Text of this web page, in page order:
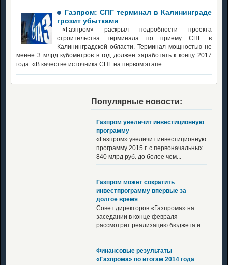
Газпром: СПГ терминал в Калининграде
грозит убытками
«Газпром» раскрыл подробности проекта
строительства терминала по приему СПГ в
Калининградской области. Терминал мощностью не
менее 3 млрд кубометров в год должен заработать к концу 2017
года. «В качестве источника СПГ на первом этапе
Популярные новости:
Газпром увеличит инвестиционную
программу
«Газпром» увеличит инвестиционную
программу 2015 г. с первоначальных
840 млрд руб. до более чем...
Газпром может сократить
инвестпрограмму впервые за
долгое время
Совет директоров «Газпрома» на
заседании в конце февраля
рассмотрит реализацию бюджета и...
Финансовые результаты
«Газпрома» по итогам 2014 года